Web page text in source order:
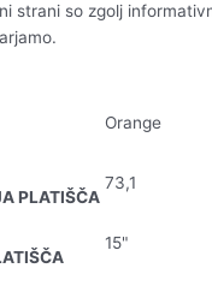
strani so zgolj
Orange
PLATIŠČA
73,1
15"